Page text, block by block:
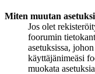
Miten muutan
Jos olet
foorumin
asetuksissa,
käyttäjänimeäsi
muokata